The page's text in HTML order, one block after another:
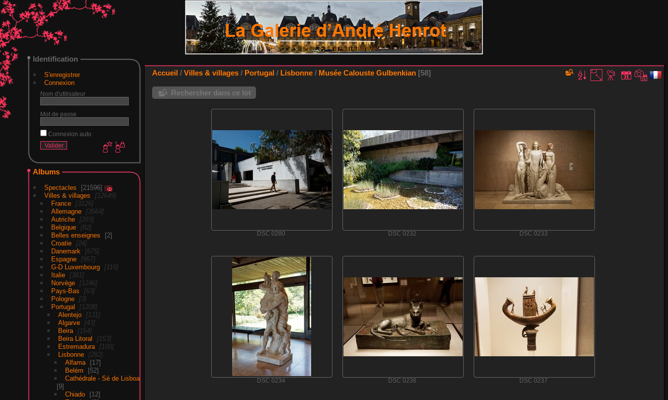
Identification
S'enregistrer
Connexion
Nom d'utilisateur
Mot de passe
Connexion auto
Albums
Spectacles
21596
Villes & villages
12649
France
3126
Allemagne
3564
Autriche
293
Belgique
82
Belles enseignes
2
Croatie
24
Danemark
675
Espagne
957
G-D Luxembourg
116
Italie
381
Norvège
1246
Pays-Bas
63
Pologne
3
Portugal
1208
Alentejo
131
Algarve
43
Beira
154
Beira Litoral
153
Estremadura
100
Lisbonne
282
Alfama
17
Belém
52
Cathédrale - Sé de Lisboa
9
Chiado
12
Accueil / Villes & villages / Portugal / Lisbonne / Musée Calouste Gulbenkian 58
Rechercher dans ce lot
DSC 0280 DSC 0232 DSC 0233
DSC 0234 DSC 0236 DSC 0237